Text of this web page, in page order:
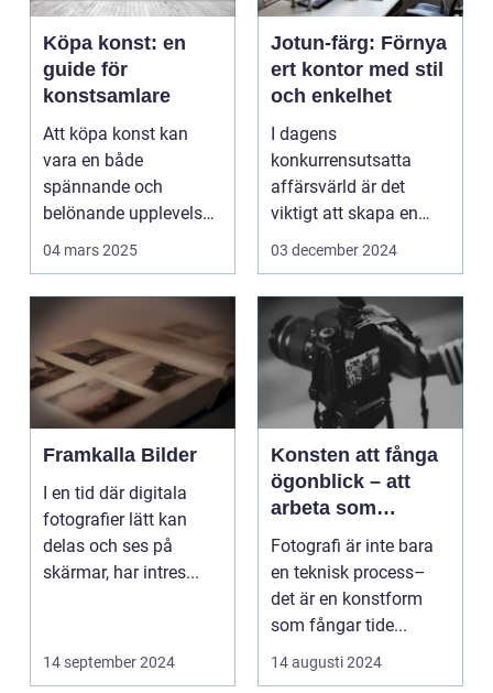
Köpa konst: en
guide för
konstsamlare
Att köpa konst kan
vara en både
spännande och
belönande upplevelse.
Det handlar...
04 mars 2025
Jotun-färg: Förnya
ert kontor med stil
och enkelhet
I dagens
konkurrensutsatta
affärsvärld är det
viktigt att skapa en
arbetsmiljö s...
03 december 2024
Framkalla Bilder
I en tid där digitala
fotografier lätt kan
delas och ses på
skärmar, har intres...
14 september 2024
Konsten att fånga
ögonblick – att
arbeta som
fotograf i
Norrköping
Fotografi är inte bara
en teknisk process–
det är en konstform
som fångar tide...
14 augusti 2024